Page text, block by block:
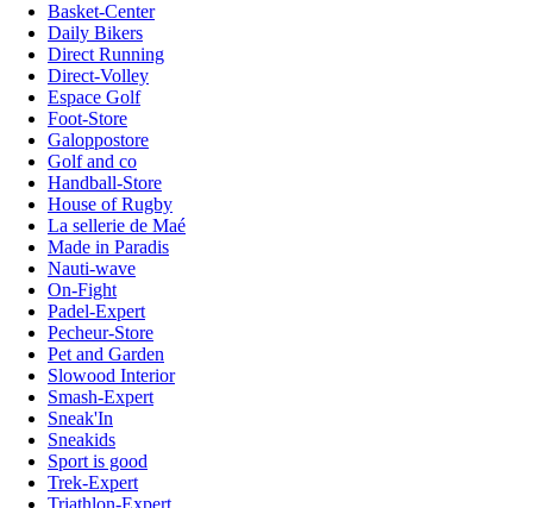
Basket-Center
Daily Bikers
Direct Running
Direct-Volley
Espace Golf
Foot-Store
Galoppostore
Golf and co
Handball-Store
House of Rugby
La sellerie de Maé
Made in Paradis
Nauti-wave
On-Fight
Padel-Expert
Pecheur-Store
Pet and Garden
Slowood Interior
Smash-Expert
Sneak'In
Sneakids
Sport is good
Trek-Expert
Triathlon-Expert